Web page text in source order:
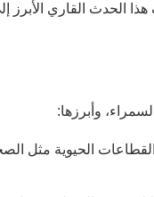
هذا الحدث القاري
وأبرزها:
الحيوية مثل